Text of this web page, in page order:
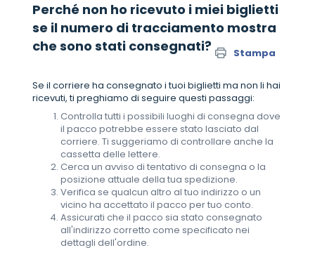
Perché non ho ricevuto i miei biglietti
se il numero di tracciamento mostra
che sono stati consegnati?
Stampa
Se il corriere ha consegnato i tuoi biglietti ma non li hai
ricevuti, ti preghiamo di seguire questi passaggi:
Controlla tutti i possibili luoghi di consegna dove
il pacco potrebbe essere stato lasciato dal
corriere. Ti suggeriamo di controllare anche la
cassetta delle lettere.
Cerca un avviso di tentativo di consegna o la
posizione attuale della tua spedizione.
Verifica se qualcun altro al tuo indirizzo o un
vicino ha accettato il pacco per tuo conto.
Assicurati che il pacco sia stato consegnato
all'indirizzo corretto come specificato nei
dettagli dell'ordine.